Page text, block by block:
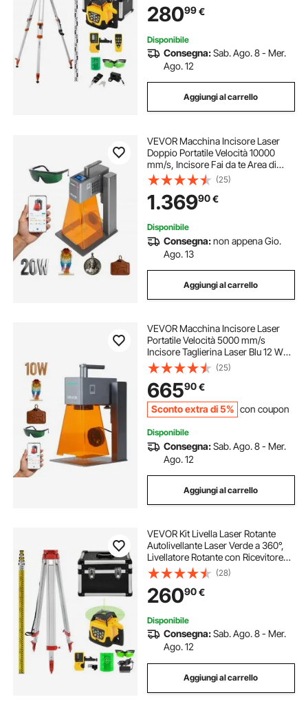
Flessibile con Telecomando
Custodia per Trasporto
28099€
Disponibile
Consegna:Sab. Ago. 8 - Mer.
Ago. 12
Aggiungi al carrello
VEVOR Macchina Incisore Laser
Doppio Portatile Velocità 10000
mm/s, Incisore Fai da te Area di
Incisione 160 x 140 mm Lunghezza
Onda Laser Blu 455 nm Infrarosso
1064 nm Classe 4 Portatile
(25)
1.36990€
Disponibile
Consegna:non appena Gio.
Ago. 13
Aggiungi al carrello
VEVOR Macchina Incisore Laser
Portatile Velocità 5000 mm/s
Incisore Taglierina Laser Blu 12 W
Mini Macchina di Incisione Fai da te
per Legno Acrilico Pelle Tessuto
Classe 4 Lunghezza d'Onda Blu
455 nm
(25)
66590€
Sconto extra di 5% con coupon
Disponibile
Consegna:Sab. Ago. 8 - Mer.
Ago. 12
Aggiungi al carrello
VEVOR Kit Livella Laser Rotante
Autolivellante Laser Verde a 360°,
Livellatore Rotante con Ricevitore
Automatico 500M/1640 FT,
Misuratore per Spazio Velocità di
Rotazione 0/60/120/300/600
giri/min
(28)
26090€
Disponibile
Consegna:Sab. Ago. 8 - Mer.
Ago. 12
Aggiungi al carrello